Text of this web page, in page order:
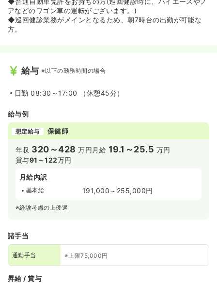
アなどのワゴン車の運転がございます。)
◆巡回健診業務がメインとなるため、朝7時台の出勤が可能な
方。
給与 ※以下の勤務時間の場合
日勤 08:30～17:00 （休憩45分）
給与例
想定給与 保健師
年収 320～428 万円 月給 19.1～25.5 万円
賞与91～122万円
月給内訳
基本給 191,000～255,000円
※経験考慮の上優遇
諸手当
通勤手当 ※上限75,000円
昇給 / 賞与